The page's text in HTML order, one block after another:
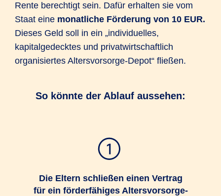
Rente berechtigt sein. Dafür erhalten sie vom
Staat eine monatliche Förderung von 10 EUR.
Dieses Geld soll in ein „individuelles,
kapitalgedecktes und privatwirtschaftlich
organisiertes Altersvorsorge-Depot“ fließen.
So könnte der Ablauf aussehen:
Die Eltern schließen einen Vertrag
für ein förderfähiges Altersvorsorge-